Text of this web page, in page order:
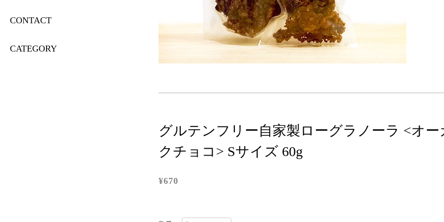
CONTACT
CATEGORY
グルテンフリー自家製ローグラノーラ <オー
クチョコ> Sサイズ 60g
¥670